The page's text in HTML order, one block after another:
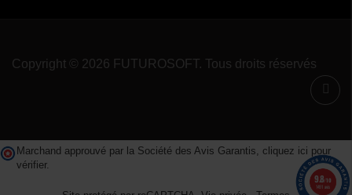
Copyright © 2026 FUTUROSOFT. Tous droits réservés
Marchand approuvé par la Société des Avis Garantis, cliquez ici pour
vérifier.
9.8/10
1491 avis